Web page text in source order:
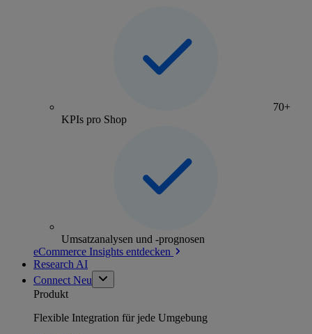
70+
KPIs pro Shop
Umsatzanalysen und -prognosen
eCommerce Insights entdecken
Research AI
Connect Neu
Produkt
Flexible Integration für jede Umgebung